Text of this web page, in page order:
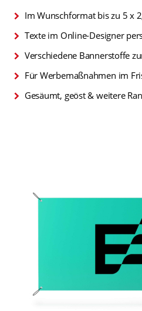
Im Wunschformat bis zu 5 x
Texte im Online-Designer
Verschiedene Bannerstoffe
Für Werbemaßnahmen im
Gesäumt, geöst & weitere